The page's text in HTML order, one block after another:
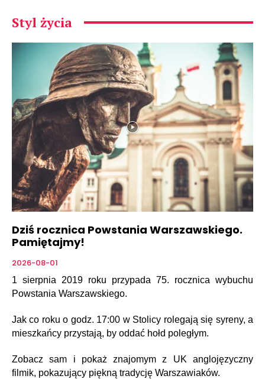
Styl życia
Dziś rocznica Powstania Warszawskiego.
Pamiętajmy!
2026-08-01
1 sierpnia 2019 roku przypada 75. rocznica wybuchu
Powstania Warszawskiego.
Jak co roku o godz. 17:00 w Stolicy rolegają się syreny, a
mieszkańcy przystają, by oddać hołd poległym.
Zobacz sam i pokaż znajomym z UK anglojęzyczny
filmik, pokazujący piękną tradycję Warszawiaków.